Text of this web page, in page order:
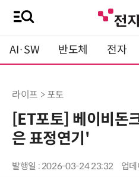
AI·SW 반도체 전자
라이프 > 포토
[ET포토] 베이비돈
은 표정연기'
발행일 : 2026-03-24 23:32 업